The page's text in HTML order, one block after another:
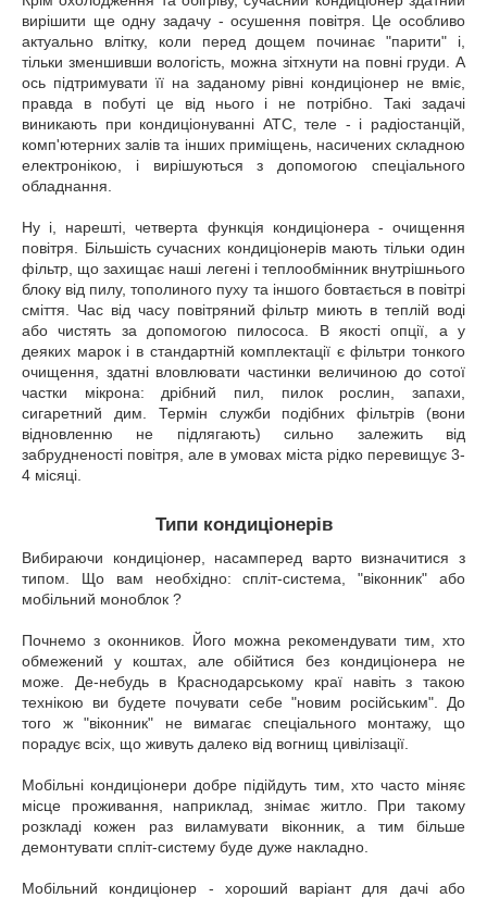
вирішити ще одну задачу - осушення повітря. Це особливо
актуально влітку, коли перед дощем починає "парити" і,
тільки зменшивши вологість, можна зітхнути на повні груди. А
ось підтримувати її на заданому рівні кондиціонер не вміє,
правда в побуті це від нього і не потрібно. Такі задачі
виникають при кондиціонуванні АТС, теле - і радіостанцій,
комп'ютерних залів та інших приміщень, насичених складною
електронікою, і вирішуються з допомогою спеціального
обладнання.
Ну і, нарешті, четверта функція кондиціонера - очищення
повітря. Більшість сучасних кондиціонерів мають тільки один
фільтр, що захищає наші легені і теплообмінник внутрішнього
блоку від пилу, тополиного пуху та іншого бовтається в повітрі
сміття. Час від часу повітряний фільтр миють в теплій воді
або чистять за допомогою пилососа. В якості опції, а у
деяких марок і в стандартній комплектації є фільтри тонкого
очищення, здатні вловлювати частинки величиною до сотої
частки мікрона: дрібний пил, пилок рослин, запахи,
сигаретний дим. Термін служби подібних фільтрів (вони
відновленню не підлягають) сильно залежить від
забрудненості повітря, але в умовах міста рідко перевищує 3-
4 місяці.
Типи кондиціонерів
Вибираючи кондиціонер, насамперед варто визначитися з
типом. Що вам необхідно: спліт-система, "віконник" або
мобільний моноблок ?
Почнемо з оконников. Його можна рекомендувати тим, хто
обмежений у коштах, але обійтися без кондиціонера не
може. Де-небудь в Краснодарському краї навіть з такою
технікою ви будете почувати себе "новим російським". До
того ж "віконник" не вимагає спеціального монтажу, що
порадує всіх, що живуть далеко від вогнищ цивілізації.
Мобільні кондиціонери добре підійдуть тим, хто часто міняє
місце проживання, наприклад, знімає житло. При такому
розкладі кожен раз виламувати віконник, а тим більше
демонтувати спліт-систему буде дуже накладно.
Мобільний кондиціонер - хороший варіант для дачі або